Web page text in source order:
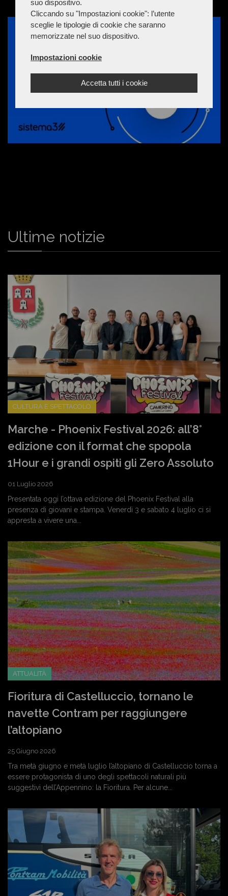
suo dispositivo.
Cliccando su "Impostazioni cookie": l’utente
sceglie le tipologie di cookie che saranno
memorizzate nel suo dispositivo.
Impostazioni cookie
Accetta tutti i cookie
Ultime notizie
CULTURA E SPETTACOLO
Marche - Phoenix Festival 2026: all’8°
edizione con il format che spopola
1Hour e i grandi ospiti gli Zero Assoluto
01 Luglio 2026
Presentata oggi l’ottava edizione del Phoenix Festival alla
presenza di giovani e stampa. Venerdì 3 e sabato 4 luglio ci si
appresta a vivere una...
ATTUALITÀ
Fioritura di Castelluccio, tornano le
navette Contram per raggiungere
l’altopiano
25 Giugno 2026
Tra metà giugno e metà luglio l’altopiano di Castelluccio torna a
essere protagonista di uno degli spettacoli naturali più
suggestivi dell’Appennino: la Fioritura. Per alcune...